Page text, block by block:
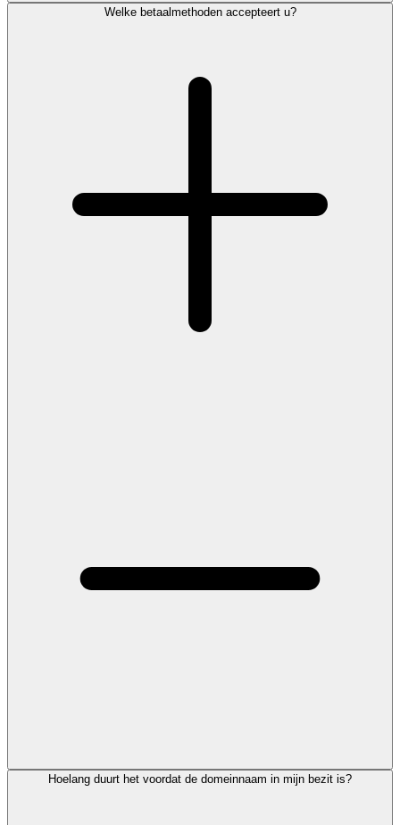
Welke betaalmethoden accepteert u?
Hoelang duurt het voordat de domeinnaam in mijn bezit is?